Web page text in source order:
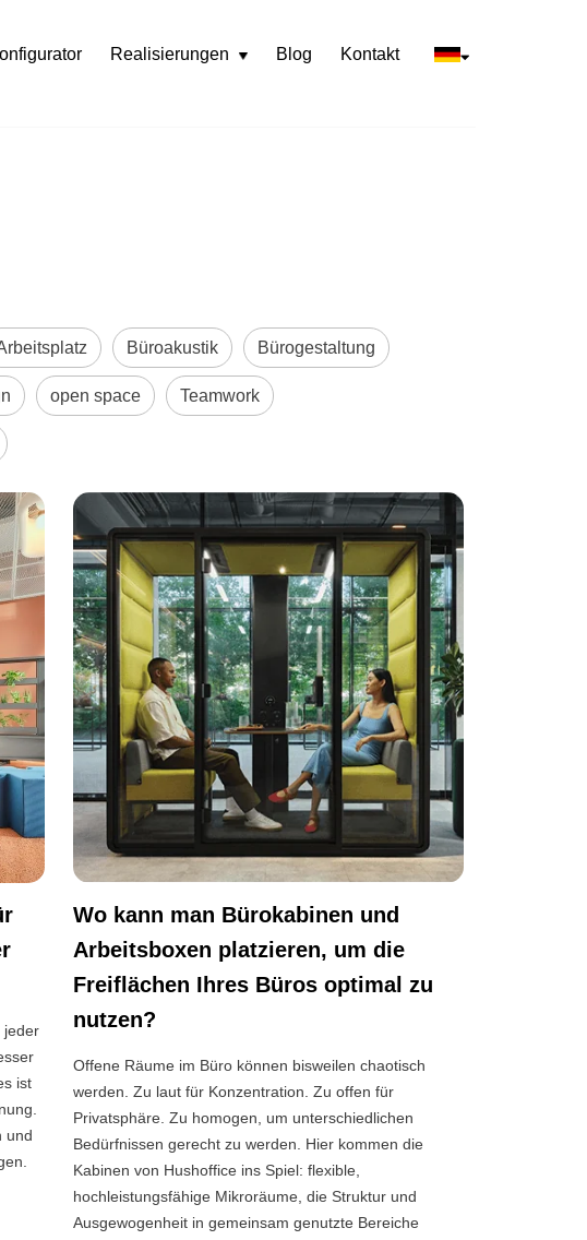
Realisierungen Rozwiń
Blog Kontakt
Büroakustik Bürogestaltung
open space Teamwork
jeder
ist
und
Wo kann man Bürokabinen und
Arbeitsboxen platzieren, um die
Freiflächen Ihres Büros optimal zu
nutzen?
Offene Räume im Büro können bisweilen chaotisch
werden. Zu laut für Konzentration. Zu offen für
Privatsphäre. Zu homogen, um unterschiedlichen
Bedürfnissen gerecht zu werden. Hier kommen die
Kabinen von Hushoffice ins Spiel: flexible,
hochleistungsfähige Mikroräume, die Struktur und
Ausgewogenheit in gemeinsam genutzte Bereiche